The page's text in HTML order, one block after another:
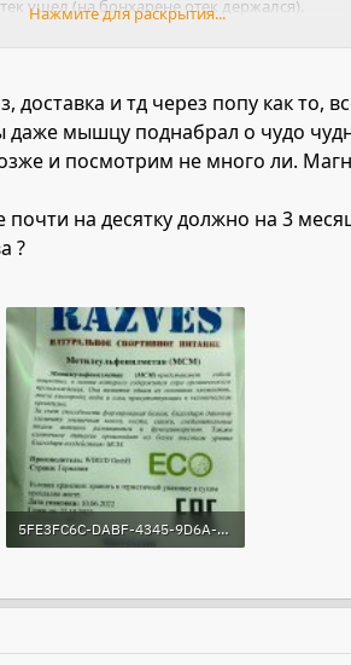
ушел (на бонхарене отек держался).
устаканили дыхалку и подошва, наконец,
том числе я сама ем их ХП ? и результат
Если не халявничать и не жалеть,
благо они как ватники мягкие -
Нажмите для раскрытия...
и тд через попу как то,
мышцу поднабрал о чудо
и посмотрим не много ли.
почти на десятку должно на 3
?
5FE3FC6C-DABF-4345-9D6A-599A6055C39E.jpeg